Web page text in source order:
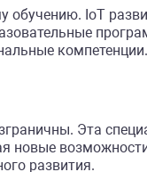
IoT
компетенции.
Эта
новые
развития.